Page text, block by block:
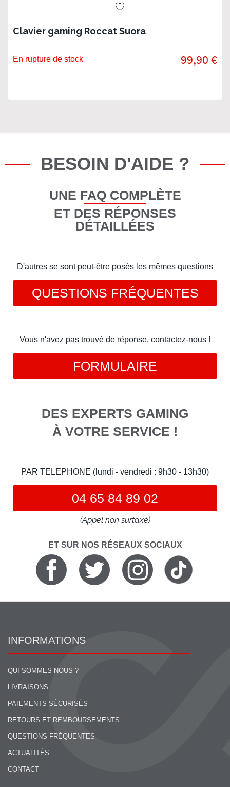
Clavier gaming Roccat Suora
En rupture de stock 99,90 €
BESOIN D'AIDE ?
UNE FAQ COMPLÈTE
ET DES RÉPONSES
DÉTAILLÉES
D'autres se sont peut-être posés les mêmes questions
QUESTIONS FRÉQUENTES
Vous n'avez pas trouvé de réponse, contactez-nous !
FORMULAIRE
DES EXPERTS GAMING
À VOTRE SERVICE !
PAR TELEPHONE (lundi - vendredi : 9h30 - 13h30)
04 65 84 89 02
(Appel non surtaxé)
ET SUR NOS RÉSEAUX SOCIAUX
INFORMATIONS
QUI SOMMES NOUS ?
LIVRAISONS
PAIEMENTS SÉCURISÉS
RETOURS ET REMBOURSEMENTS
QUESTIONS FRÉQUENTES
ACTUALITÉS
CONTACT